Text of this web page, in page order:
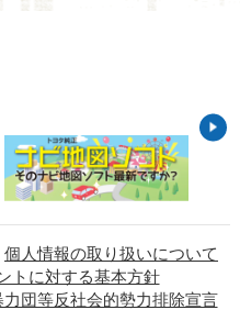
個人情報の取り扱いについて
トに対する基本方針
力団等反社会的勢力排除宣言